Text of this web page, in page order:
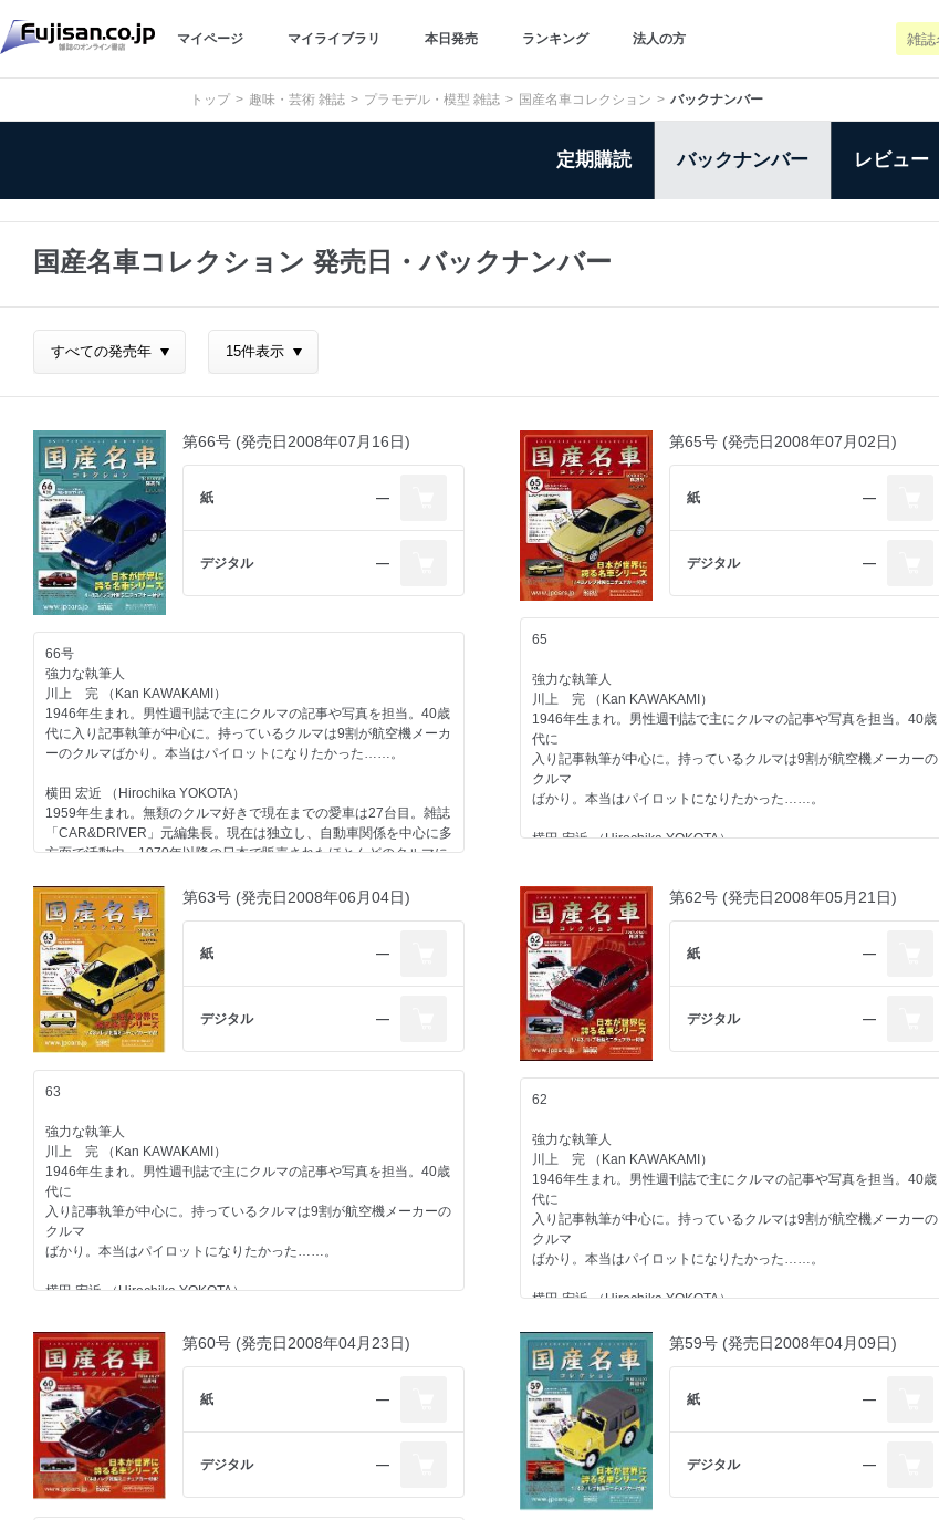
マイページ マイライブラリ 本日発売 ランキング 法人の方
トップ 趣味・芸術 雑誌 プラモデル・模型 雑誌 国産名車コレクション バックナンバー
定期購読 バックナンバー レビュー
国産名車コレクション 発売日・バックナンバー
第66号 (発売日2008年07月16日)
紙 ―
デジタル ―
66号
強力な執筆人
川上 完 （Kan KAWAKAMI）
1946年生まれ。男性週刊誌で主にクルマの記事や写真を担当。40歳
代に入り記事執筆が中心に。持っているクルマは9割が航空機メーカ
ーのクルマばかり。本当はパイロットになりたかった……。
横田 宏近 （Hirochika YOKOTA）
1959年生まれ。無類のクルマ好きで現在までの愛車は27台目。雑誌
「CAR&DRIVER」元編集長。現在は独立し、自動車関係を中心に多
方面で活動中。1970年以降の日本で販売されたほとんどのクルマに
ル。
大貫 直次郎 （Naojiro ONUKI）
1966年生まれ。自動車専門誌や一般誌などの編集を経て、現在はフ
リーランスのエディトリアル・ライター。愛車は1989年型ポルシェ
911カレラ、1989年型ハーレーダビッドソン・スポーツスター、
1974年型ヤマハTY80。趣味はジャンク屋巡り。
第66号のラインアップ
コンテンツ
日産
トヨタ
スポーツモデル セリカ／1977
三菱
一般モデル デリカ／1979
自動車業界
イベント 東京モーターショーの歴史 第七期／1997-1999
トラック＆バスの歴史-4 第四期／1970-1979
今号のメイントピック
※ミニカーは1987年モデルをベースに製作されておりますのでご了
承ください。
第65号 (発売日2008年07月02日)
紙 ―
デジタル ―
65
強力な執筆人
川上 完 （Kan KAWAKAMI）
1946年生まれ。男性週刊誌で主にクルマの記事や写真を担当。40歳
代に
入り記事執筆が中心に。持っているクルマは9割が航空機メーカーの
クルマ
ばかり。本当はパイロットになりたかった……。
横田 宏近 （Hirochika YOKOTA）
長。現在は独立し、自動車関係を中心に多方面で活動中。1970年以
降の日本で販売されたほ
とんどのクルマに触れたことがあるのが自慢で、"ちょっと古いクル
マ"が得意ジャンル。
大貫 直次郎 （Naojiro ONUKI）
1966年生まれ。自動車専門誌や一般誌などの編集を経て、現在はフ
リーランスのエディトリアル・ライター。愛車は1989年型
ポルシェ911カレラ、1989年型ハーレーダビッドソン・スポーツス
ター、1974年型ヤマハTY80。趣味はジャンク屋巡り。
コンテンツ
トヨタ
エンジン トヨタエンジン＜ストーリー02＞第二回
ホンダ
一般モデル アコード／1989
スバル
一般モデル レオーネ ツーリングワゴン／1981
光岡自動車の歴史-1 第一期
首都高速の歴史-4 レインボーブリッジ
今号のメイントピック
スポーツモデル 日産 NXクーペ／1990（折り込みページ付き）
第63号 (発売日2008年06月04日)
紙 ―
デジタル ―
63
強力な執筆人
川上 完 （Kan KAWAKAMI）
1946年生まれ。男性週刊誌で主にクルマの記事や写真を担当。40歳
代に
入り記事執筆が中心に。持っているクルマは9割が航空機メーカーの
クルマ
ばかり。本当はパイロットになりたかった……。
横田 宏近 （Hirochika YOKOTA）
「CAR&DRIVER」元編集
長。現在は独立し、自動車関係を中心に多方面で活動中。1970年以
降の日本で販売されたほ
とんどのクルマに触れたことがあるのが自慢で、"ちょっと古いクル
マ"が得意ジャンル。
大貫 直次郎 （Naojiro ONUKI）
1966年生まれ。自動車専門誌や一般誌などの編集を経て、現在はフ
リーランスのエディトリアル・ライター。愛車は1989年型
第62号 (発売日2008年05月21日)
紙 ―
デジタル ―
62
強力な執筆人
川上 完 （Kan KAWAKAMI）
1946年生まれ。男性週刊誌で主にクルマの記事や写真を担当。40歳
代に
入り記事執筆が中心に。持っているクルマは9割が航空機メーカーの
クルマ
ばかり。本当はパイロットになりたかった……。
横田 宏近 （Hirochika YOKOTA）
「CAR&DRIVER」元編集
長。現在は独立し、自動車関係を中心に多方面で活動中。1970年以
降の日本で販売されたほ
とんどのクルマに触れたことがあるのが自慢で、"ちょっと古いクル
マ"が得意ジャンル。
大貫 直次郎 （Naojiro ONUKI）
1966年生まれ。自動車専門誌や一般誌などの編集を経て、現在はフ
リーランスのエディトリアル・ライター。愛車は1989年型
第60号 (発売日2008年04月23日)
紙 ―
デジタル ―
第59号 (発売日2008年04月09日)
紙 ―
デジタル ―